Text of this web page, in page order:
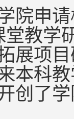
院申
堂教学
展项
本科
创了